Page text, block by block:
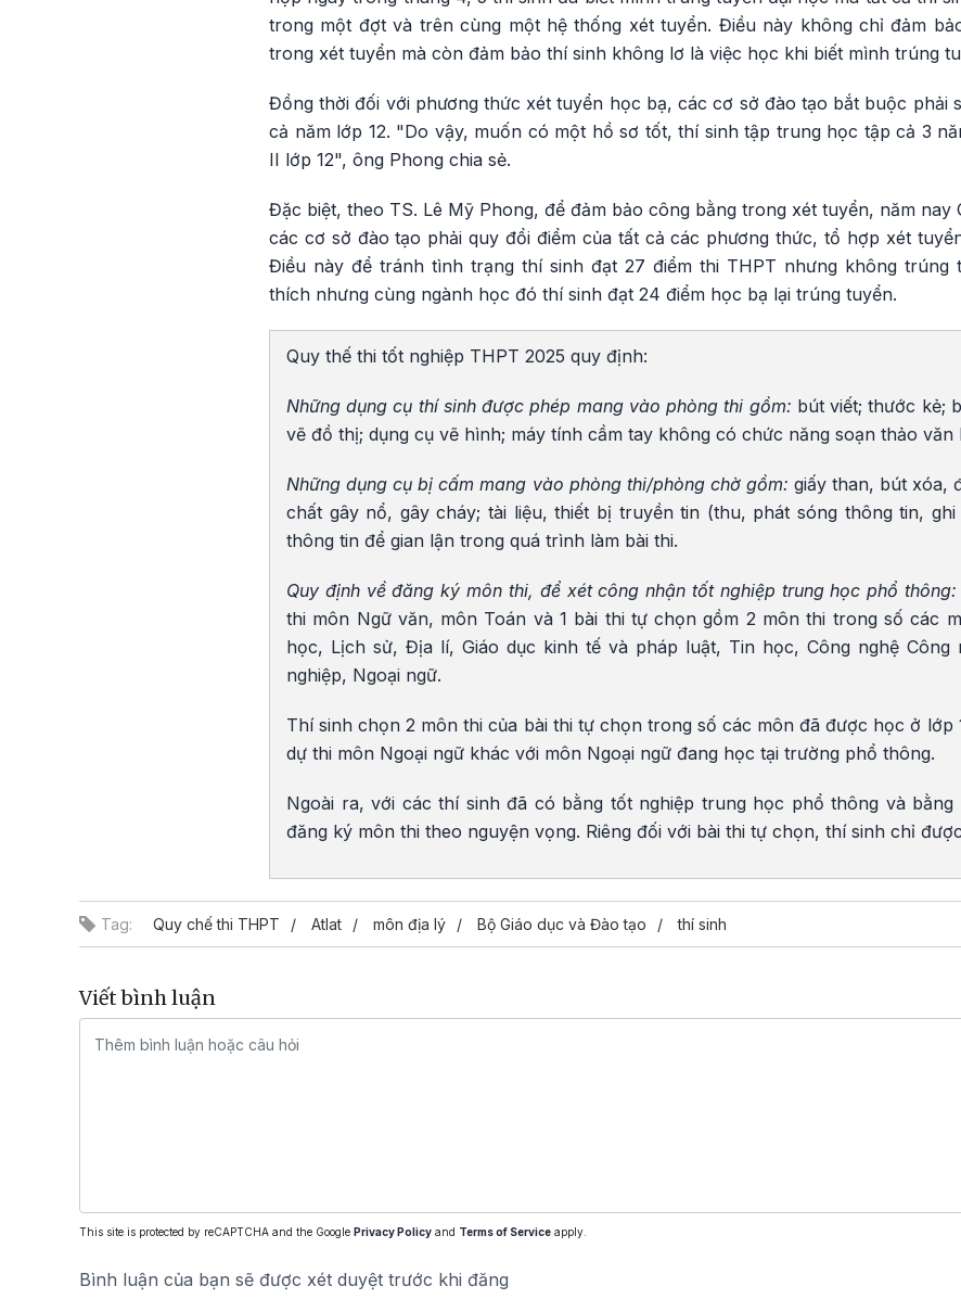
trong một đợt và trên cùng một hệ thống xét tuyển. Điều này không chỉ đảm
trong xét tuyển mà còn đảm bảo thí sinh không lơ là việc học khi biết mình trúng
Đồng thời đối với phương thức xét tuyển học bạ, các cơ sở đào tạo bắt buộc phải
cả năm lớp 12. "Do vậy, muốn có một hồ sơ tốt, thí sinh tập trung học tập cả 3
II lớp 12", ông Phong chia sẻ.
Đặc biệt, theo TS. Lê Mỹ Phong, để đảm bảo công bằng trong xét tuyển, năm nay
các cơ sở đào tạo phải quy đổi điểm của tất cả các phương thức, tổ hợp xét
Điều này để tránh tình trạng thí sinh đạt 27 điểm thi THPT nhưng không trúng
thích nhưng cùng ngành học đó thí sinh đạt 24 điểm học bạ lại trúng tuyển.
Quy thế thi tốt nghiệp THPT 2025 quy định:
Những dụng cụ thí sinh được phép mang vào phòng thi gồm: bút viết; thước kẻ;
vẽ đồ thị; dụng cụ vẽ hình; máy tính cầm tay không có chức năng soạn thảo
Những dụng cụ bị cấm mang vào phòng thi/phòng chờ gồm:giấy than, bút xóa,
chất gây nổ, gây cháy; tài liệu, thiết bị truyền tin (thu, phát sóng thông tin,
thông tin để gian lận trong quá trình làm bài thi.
Quy định về đăng ký môn thi, để xét công nhận tốt nghiệp trung học phổ thông:
thi môn Ngữ văn, môn Toán và 1 bài thi tự chọn gồm 2 môn thi trong số các
học, Lịch sử, Địa lí, Giáo dục kinh tế và pháp luật, Tin học, Công nghệ Công
nghiệp, Ngoại ngữ.
Thí sinh chọn 2 môn thi của bài thi tự chọn trong số các môn đã được học ở lớp
dự thi môn Ngoại ngữ khác với môn Ngoại ngữ đang học tại trường phổ thông.
Ngoài ra, với các thí sinh đã có bằng tốt nghiệp trung học phổ thông và
đăng ký môn thi theo nguyện vọng. Riêng đối với bài thi tự chọn, thí sinh chỉ
Tag: Quy chế thi THPT Atlat môn địa lý Bộ Giáo dục và Đào tạo thí sinh
Viết bình luận
This site is protected by reCAPTCHA and the Google Privacy Policy and Terms of Service apply.
Bình luận của bạn sẽ được xét duyệt trước khi đăng